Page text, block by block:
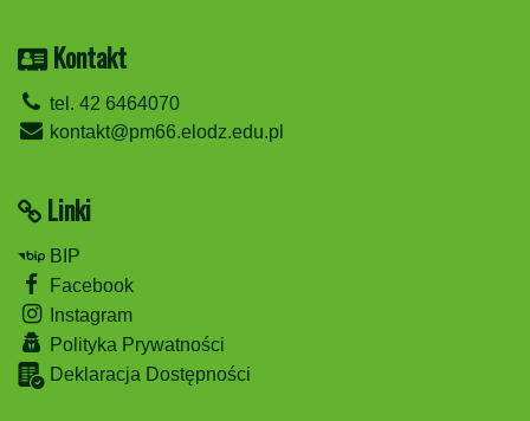
Kontakt
tel. 42 6464070
kontakt@pm66.elodz.edu.pl
Linki
BIP
Facebook
Instagram
Polityka Prywatności
Deklaracja Dostępności